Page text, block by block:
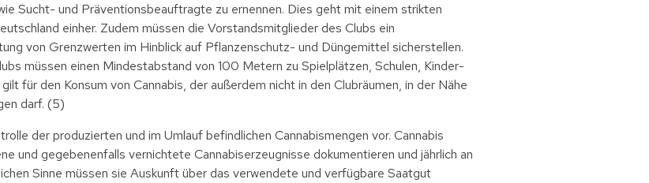
Sucht- und Präventionsbeauftragte zu ernennen. Dies geht mit einem strikten
einher. Zudem müssen die Vorstandsmitglieder des Clubs ein
von Grenzwerten im Hinblick auf Pflanzenschutz- und Düngemittel sicherstellen.
müssen einen Mindestabstand von 100 Metern zu Spielplätzen, Schulen, Kinder-
für den Konsum von Cannabis, der außerdem nicht in den Clubräumen, in der Nähe
darf. (5)
der produzierten und im Umlauf befindlichen Cannabismengen vor. Cannabis
und gegebenenfalls vernichtete Cannabiserzeugnisse dokumentieren und jährlich an
Sinne müssen sie Auskunft über das verwendete und verfügbare Saatgut